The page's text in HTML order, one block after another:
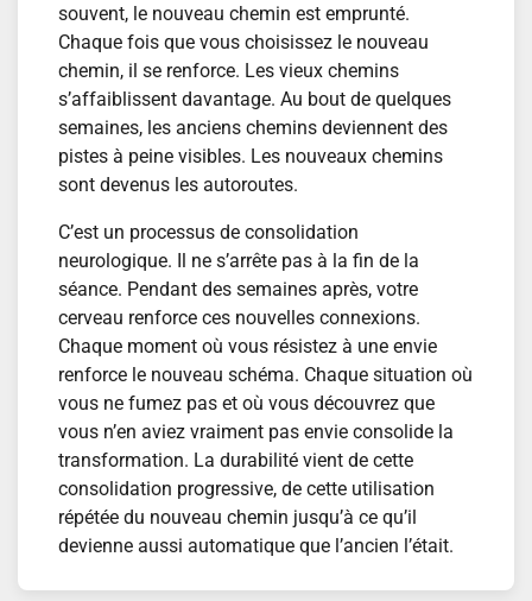
souvent, le nouveau chemin est emprunté.
Chaque fois que vous choisissez le nouveau
chemin, il se renforce. Les vieux chemins
s’affaiblissent davantage. Au bout de quelques
semaines, les anciens chemins deviennent des
pistes à peine visibles. Les nouveaux chemins
sont devenus les autoroutes.
C’est un processus de consolidation
neurologique. Il ne s’arrête pas à la fin de la
séance. Pendant des semaines après, votre
cerveau renforce ces nouvelles connexions.
Chaque moment où vous résistez à une envie
renforce le nouveau schéma. Chaque situation où
vous ne fumez pas et où vous découvrez que
vous n’en aviez vraiment pas envie consolide la
transformation. La durabilité vient de cette
consolidation progressive, de cette utilisation
répétée du nouveau chemin jusqu’à ce qu’il
devienne aussi automatique que l’ancien l’était.